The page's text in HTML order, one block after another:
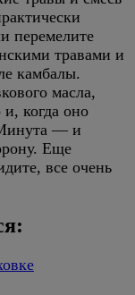
перемелите
травами и
камбалы.
масла,
и, когда оно
— и
Еще
все очень